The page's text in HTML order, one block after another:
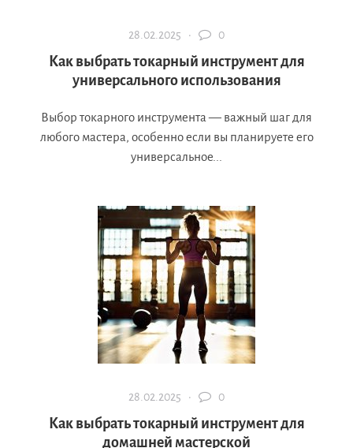
28.02.2025 · 0
Как выбрать токарный инструмент для
универсального использования
Выбор токарного инструмента — важный шаг для
любого мастера, особенно если вы планируете его
универсальное...
28.02.2025 · 0
Как выбрать токарный инструмент для
домашней мастерской